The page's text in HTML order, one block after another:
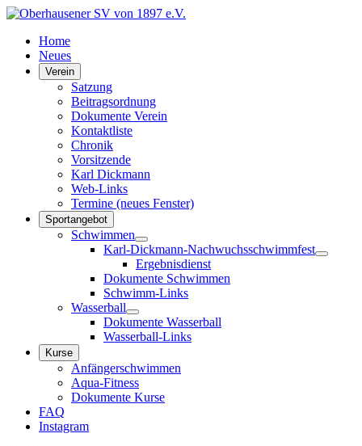
Home
Neues
Verein
Satzung
Beitragsordnung
Dokumente Verein
Kontaktliste
Chronik
Vorsitzende
Karl Dickmann
Web-Links
Termine (neues Fenster)
Sportangebot
Schwimmen
Karl-Dickmann-Nachwuchsschwimmfest
Ergebnisdienst
Dokumente Schwimmen
Schwimm-Links
Wasserball
Dokumente Wasserball
Wasserball-Links
Kurse
Anfängerschwimmen
Aqua-Fitness
Dokumente Kurse
FAQ
Instagram